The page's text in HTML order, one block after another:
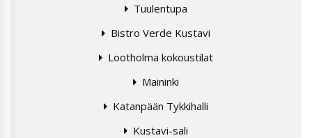
Tuulentupa
Bistro Verde Kustavi
Lootholma kokoustilat
Maininki
Katanpään Tykkihalli
Kustavi-sali